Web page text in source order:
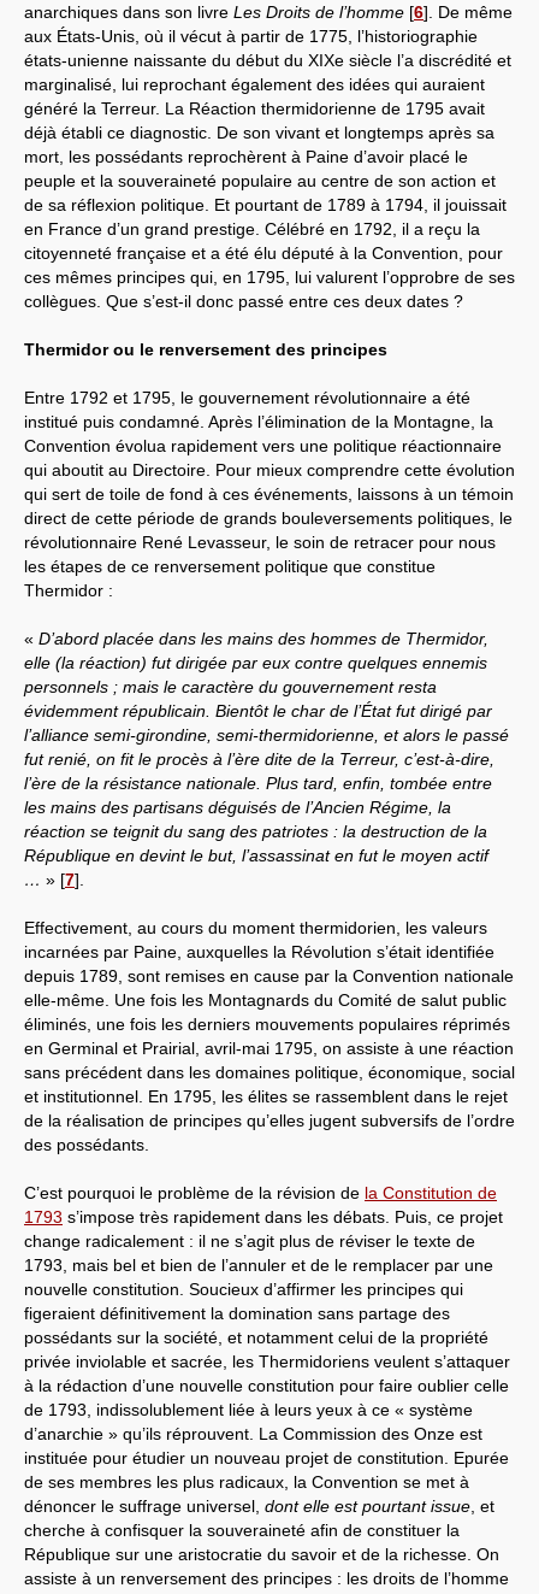
anarchiques dans son livre Les Droits de l’homme [6] . De même
aux États-Unis, où il vécut à partir de 1775, l’historiographie
états-unienne naissante du début du XIXe siècle l’a discrédité et
marginalisé, lui reprochant également des idées qui auraient
généré la Terreur. La Réaction thermidorienne de 1795 avait
déjà établi ce diagnostic. De son vivant et longtemps après sa
mort, les possédants reprochèrent à Paine d’avoir placé le
peuple et la souveraineté populaire au centre de son action et
de sa réflexion politique. Et pourtant de 1789 à 1794, il jouissait
en France d’un grand prestige. Célébré en 1792, il a reçu la
citoyenneté française et a été élu député à la Convention, pour
ces mêmes principes qui, en 1795, lui valurent l’opprobre de ses
collègues. Que s’est-il donc passé entre ces deux dates ?
Thermidor ou le renversement des principes
Entre 1792 et 1795, le gouvernement révolutionnaire a été
institué puis condamné. Après l’élimination de la Montagne, la
Convention évolua rapidement vers une politique réactionnaire
qui aboutit au Directoire. Pour mieux comprendre cette évolution
qui sert de toile de fond à ces événements, laissons à un témoin
direct de cette période de grands bouleversements politiques, le
révolutionnaire René Levasseur, le soin de retracer pour nous
les étapes de ce renversement politique que constitue
Thermidor :
« D’abord placée dans les mains des hommes de Thermidor,
elle (la réaction) fut dirigée par eux contre quelques ennemis
personnels ; mais le caractère du gouvernement resta
évidemment républicain. Bientôt le char de l’État fut dirigé par
l’alliance semi-girondine, semi-thermidorienne, et alors le passé
fut renié, on fit le procès à l’ère dite de la Terreur, c’est-à-dire,
l’ère de la résistance nationale. Plus tard, enfin, tombée entre
les mains des partisans déguisés de l’Ancien Régime, la
réaction se teignit du sang des patriotes : la destruction de la
République en devint le but, l’assassinat en fut le moyen actif
… » [7]
Effectivement, au cours du moment thermidorien, les valeurs
incarnées par Paine, auxquelles la Révolution s’était identifiée
depuis 1789, sont remises en cause par la Convention nationale
elle-même. Une fois les Montagnards du Comité de salut public
éliminés, une fois les derniers mouvements populaires réprimés
en Germinal et Prairial, avril-mai 1795, on assiste à une réaction
sans précédent dans les domaines politique, économique, social
et institutionnel. En 1795, les élites se rassemblent dans le rejet
de la réalisation de principes qu’elles jugent subversifs de l’ordre
des possédants.
C’est pourquoi le problème de la révision de la Constitution de
1793 s’impose très rapidement dans les débats. Puis, ce projet
change radicalement : il ne s’agit plus de réviser le texte de
1793, mais bel et bien de l’annuler et de le remplacer par une
nouvelle constitution. Soucieux d’affirmer les principes qui
figeraient définitivement la domination sans partage des
possédants sur la société, et notamment celui de la propriété
privée inviolable et sacrée, les Thermidoriens veulent s’attaquer
à la rédaction d’une nouvelle constitution pour faire oublier celle
de 1793, indissolublement liée à leurs yeux à ce « système
d’anarchie » qu’ils réprouvent. La Commission des Onze est
instituée pour étudier un nouveau projet de constitution. Epurée
de ses membres les plus radicaux, la Convention se met à
dénoncer le suffrage universel, dont elle est pourtant issue , et
cherche à confisquer la souveraineté afin de constituer la
République sur une aristocratie du savoir et de la richesse. On
assiste à un renversement des principes : les droits de l’homme